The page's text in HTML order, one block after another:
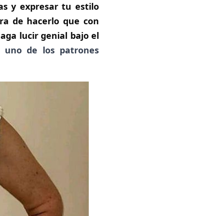
y expresar tu estilo
de hacerlo que con
lucir genial bajo el
de los patrones